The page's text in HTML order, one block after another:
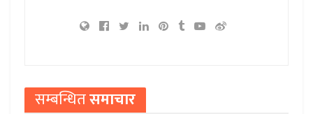
सम्बन्धितसमाचार